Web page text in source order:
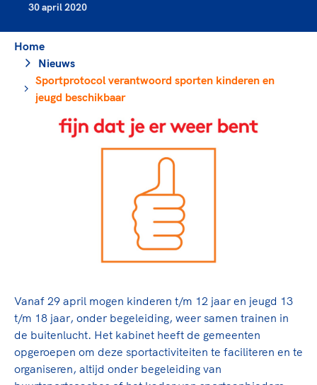
Raad van Toezicht en Bestuur
Merkbescherming NOC*NSF
Onze partners
Geven aan Sport
Nieuwspagina
Columns
Bonden en professionals in de sport
Beleidsmedewerkers
Clubbestuurders
Coördinatoren en opleiders
Trainer-coaches
Gezonde sportomgeving
Vitale clubs en bestuurlijk kader
Sportmatch
Clubacties
Handboek Wet- en Regelgeving
Opleidingen en trainingen
Topsport
Voor talentvolle sporters
Atletencommissie
Paralympische Talentdag
TeamNL Academie Kalender
Kennisaanbod TeamNL Experts
TeamNL Sport Science Centre
Paralympische Spelen LA28
Europese Spelen Istanbul 2027
Topsportbeleid
Voor bonden
30 april 2020
Home
Nieuws
Sportprotocol verantwoord sporten kinderen en
jeugd beschikbaar
Vanaf 29 april mogen kinderen t/m 12 jaar en jeugd 13
t/m 18 jaar, onder begeleiding, weer samen trainen in
de buitenlucht. Het kabinet heeft de gemeenten
opgeroepen om deze sportactiviteiten te faciliteren en te
organiseren, altijd onder begeleiding van